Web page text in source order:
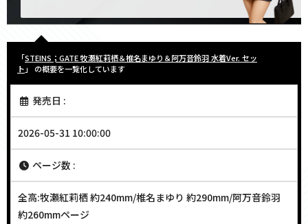
「STEINS；GATE 牧瀬紅莉栖＆椎名まゆり＆阿万音鈴羽 水着Ver. セッ
ト 」 の概要を一覧化しています
発売日 :
2026-05-31 10:00:00
ページ数 :
全高:牧瀬紅莉栖 約240mm/椎名まゆり 約290mm/阿万音鈴羽
約260mmページ